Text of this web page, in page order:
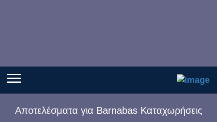
Αποτελέσματα για BarnabasΚαταχωρήσεις